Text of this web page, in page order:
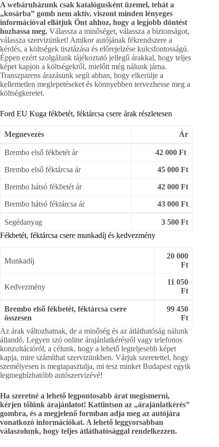
A webáruházunk csak katalógusként üzemel, tehát a
„kosárba” gomb nem aktív, viszont minden lényeges
információval ellátjuk Önt ahhoz, hogy a legjobb döntést
hozhassa meg. Válassza a minőséget, válassza a biztonságot,
válassza szervizünket! Amikor autójának fékrendszere a
kérdés, a költségek tisztázása és előrejelzése kulcsfontosságú.
Éppen ezért szolgálunk tájékoztató jellegű árakkal, hogy teljes
képet kapjon a költségekről, mielőtt még nálunk járna.
Transzparens árazásunk segít abban, hogy elkerülje a
kellemetlen meglepetéseket és könnyebben tervezhesse meg a
költségkeretet.
Ford EU Kuga fékbetét, féktárcsa csere árak részletesen
Megnevezés Ár
Brembo első fékbetét ár 42 000 Ft
Brembo első féktárcsa ár 45 000 Ft
Brembo hátsó fékbetét ár 42 000 Ft
Brembo hátsó féktárcsa ár 43 000 Ft
Segédanyag
3 500 Ft
Fékbetét, féktárcsa csere munkadíj és kedvezmény
Munkadíj
20 000
Ft
Kedvezmény
11 050
Ft
Brembo első fékbetét, féktárcsa csere
összesen
99 450
Ft
Az árak változhatnak, de a minőség és az átláthatóság nálunk
állandó. Legyen szó online árajánlatkérésről vagy telefonos
konzultációról, a célunk, hogy a lehető legteljesebb képet
kapja, mire számíthat szervizünkben. Várjuk szeretettel, hogy
személyesen is megtapasztalja, mi tesz minket Budapest egyik
legmegbízhatóbb autószervizévé!
Ha szeretné a lehető legpontosabb árat megismerni,
kérjen tőlünk árajánlatot! Kattintson az „árajánlatkérés”
gombra, és a megjelenő formban adja meg az autójára
vonatkozó információkat. A lehető leggyorsabban
válaszolunk, hogy teljes átláthatósággal rendelkezzen.